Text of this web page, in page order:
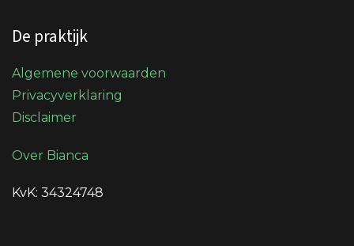
De praktijk
Algemene voorwaarden
Privacyverklaring
Disclaimer
Over Bianca
KvK: 34324748